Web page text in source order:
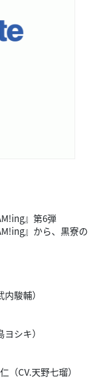
』第6弾
』から、黒寮の
駿輔）
シキ）
（CV.天野七瑠）